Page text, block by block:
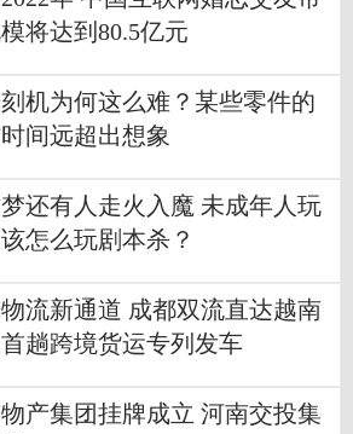
将达到80.5亿元
机为何这么难？某些零件的
间远超出想象
还有人走火入魔 未成年人玩
怎么玩剧本杀？
流新通道 成都双流直达越南
趟跨境货运专列发车
产集团挂牌成立 河南交投集